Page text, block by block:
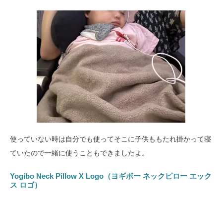
使っていない時は自分でも使ってそこに子供ももたれ掛かって寝
ていたので一緒に使うこともできましたよ。
Yogibo Neck Pillow X Logo（ヨギボー ネックピロー エック
ス ロゴ）